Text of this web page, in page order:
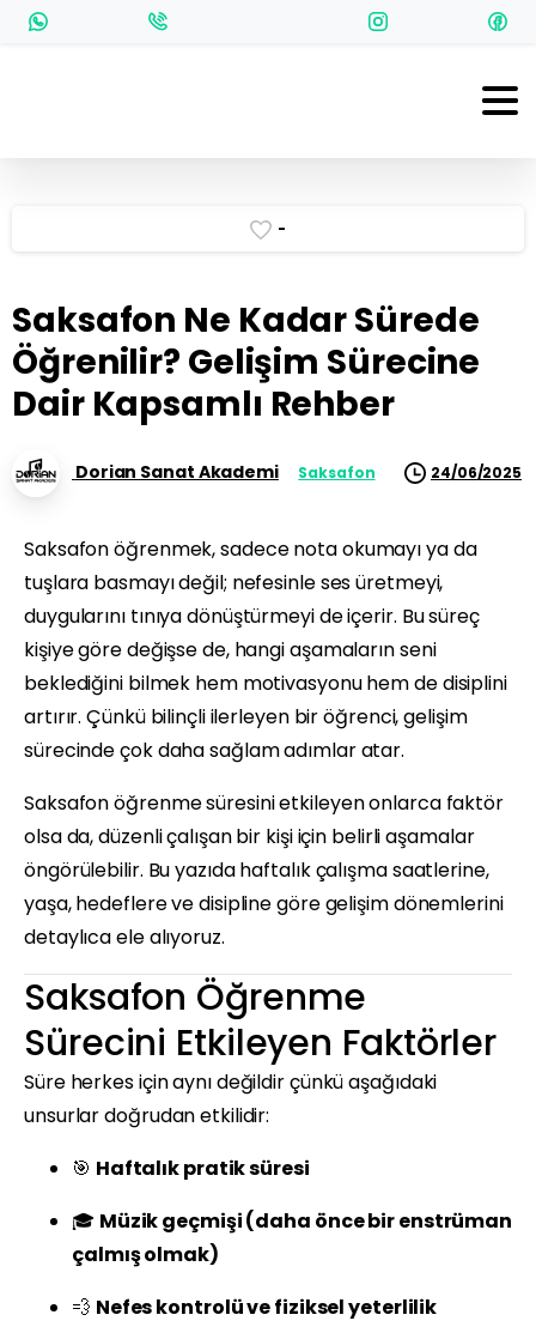
-
Saksafon Ne Kadar Sürede
Öğrenilir? Gelişim Sürecine
Dair Kapsamlı Rehber
Dorian Sanat Akademi Saksafon 24/06/2025
Saksafon öğrenmek, sadece nota okumayı ya da
tuşlara basmayı değil; nefesinle ses üretmeyi,
duygularını tınıya dönüştürmeyi de içerir. Bu süreç
kişiye göre değişse de, hangi aşamaların seni
beklediğini bilmek hem motivasyonu hem de disiplini
artırır. Çünkü bilinçli ilerleyen bir öğrenci, gelişim
sürecinde çok daha sağlam adımlar atar.
Saksafon öğrenme süresini etkileyen onlarca faktör
olsa da, düzenli çalışan bir kişi için belirli aşamalar
öngörülebilir. Bu yazıda haftalık çalışma saatlerine,
yaşa, hedeflere ve disipline göre gelişim dönemlerini
detaylıca ele alıyoruz.
Saksafon Öğrenme
Sürecini Etkileyen Faktörler
Süre herkes için aynı değildir çünkü aşağıdaki
unsurlar doğrudan etkilidir:
🎯 Haftalık pratik süresi
🎓 Müzik geçmişi (daha önce bir enstrüman
çalmış olmak)
💨 Nefes kontrolü ve fiziksel yeterlilik